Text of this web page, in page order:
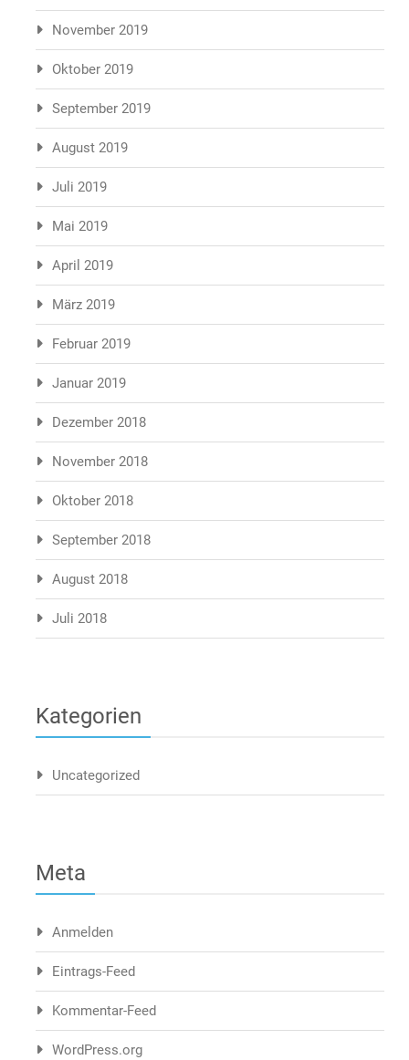
November 2019
Oktober 2019
September 2019
August 2019
Juli 2019
Mai 2019
April 2019
März 2019
Februar 2019
Januar 2019
Dezember 2018
November 2018
Oktober 2018
September 2018
August 2018
Juli 2018
Kategorien
Uncategorized
Meta
Anmelden
Eintrags-Feed
Kommentar-Feed
WordPress.org